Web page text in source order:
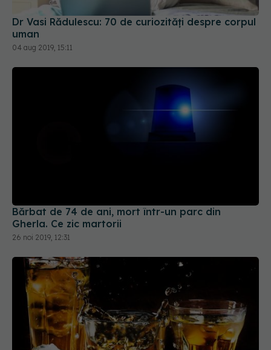
04 aug 2019, 15:11